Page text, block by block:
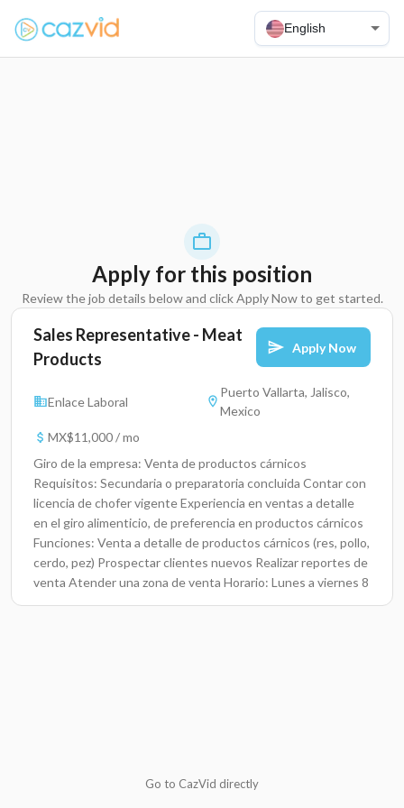
English
Apply for this position
Review the job details below and click Apply Now to get started.
Sales Representative - Meat
Products
Apply Now
Enlace Laboral
Puerto Vallarta, Jalisco,
Mexico
MX$11,000 / mo
Giro de la empresa: Venta de productos cárnicos
Requisitos: Secundaria o preparatoria concluida Contar con
licencia de chofer vigente Experiencia en ventas a detalle
en el giro alimenticio, de preferencia en productos cárnicos
Funciones: Venta a detalle de productos cárnicos (res, pollo,
cerdo, pez) Prospectar clientes nuevos Realizar reportes de
venta Atender una zona de venta Horario: Lunes a viernes 8
am a 5 pm | Sábados 8 am a 2 pm Lugar de trabajo: Col. Villa
Go to CazVid directly